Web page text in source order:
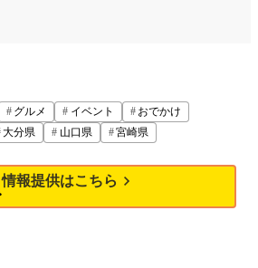
グルメ イベント
おでかけ
大分県 山口県 宮崎県
情報提供はこちら